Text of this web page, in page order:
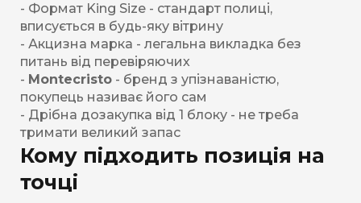
- Формат King Size - стандарт полиці,
вписується в будь-яку вітрину
- Акцизна марка - легальна викладка без
питань від перевіряючих
- Montecristo - бренд з упізнаваністю,
покупець називає його сам
- Дрібна дозакупка від 1 блоку - не треба
тримати великий запас
Кому підходить позиція на
точці